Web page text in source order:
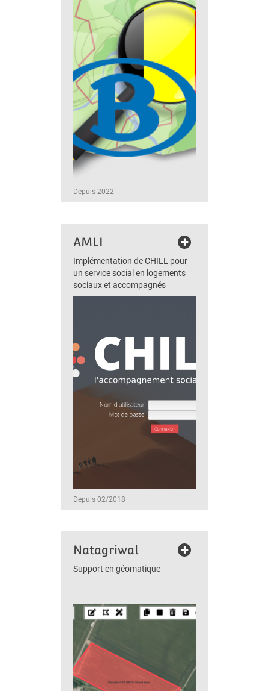
Depuis 2022
AMLI +
Implémentation de CHILL pour
un service social en logements
sociaux et accompagnés
Depuis 02/2018
Natagriwal +
Support en géomatique